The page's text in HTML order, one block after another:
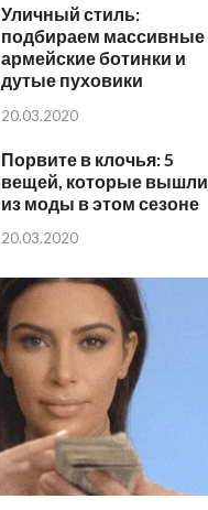
Уличный стиль:
подбираем массивные
армейские ботинки и
дутые пуховики
20.03.2020
Порвите в клочья: 5
вещей, которые вышли
из моды в этом сезоне
20.03.2020